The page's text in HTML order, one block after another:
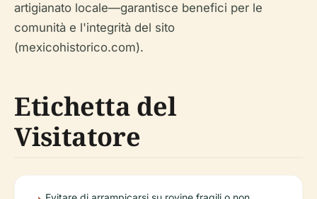
artigianato locale—garantisce benefici per le
comunità e l'integrità del sito
(mexicohistorico.com).
Etichetta del
Visitatore